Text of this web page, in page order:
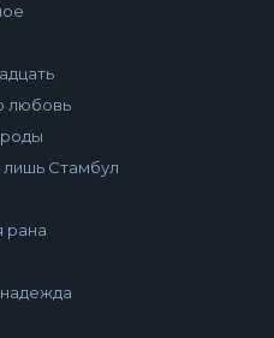
любовь
лишь Стамбул
рана